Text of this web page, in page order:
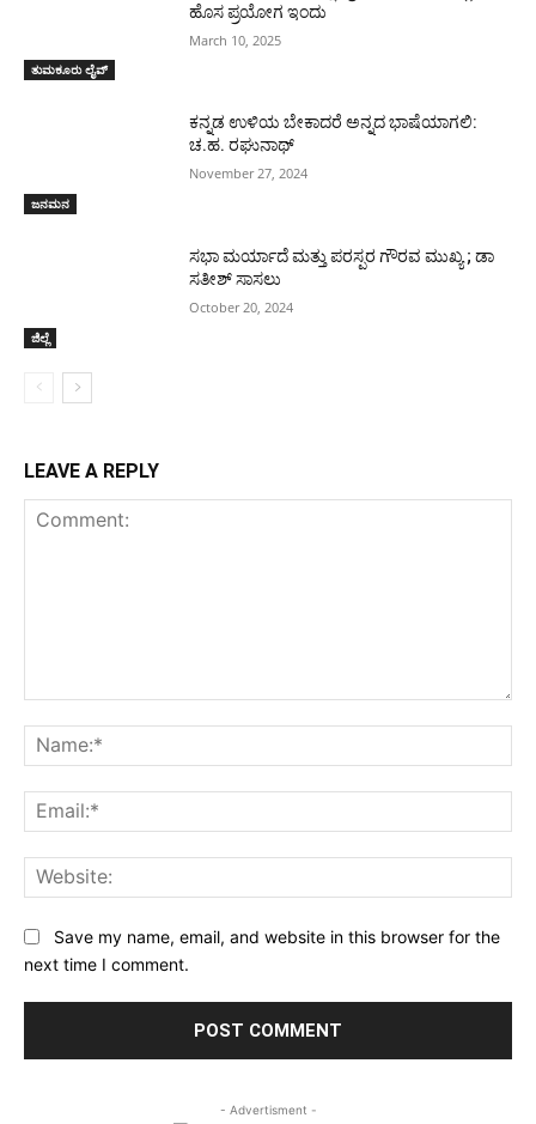
ತುಮಕೂರು ಲೈವ್
ಹೊಸ ಪ್ರಯೋಗ ಇಂದು
March 10, 2025
ಜನಮನ
ಕನ್ನಡ ಉಳಿಯ ಬೇಕಾದರೆ ಅನ್ನದ ಭಾಷೆಯಾಗಲಿ:
ಚ.ಹ. ರಘುನಾಥ್
November 27, 2024
ಜಿಲ್ಲೆ
ಸಭಾ ಮರ್ಯಾದೆ ಮತ್ತು ಪರಸ್ಪರ ಗೌರವ ಮುಖ್ಯ ; ಡಾ
ಸತೀಶ್ ಸಾಸಲು
October 20, 2024
LEAVE A REPLY
Save my name, email, and website in this browser for the
next time I comment.
- Advertisment -